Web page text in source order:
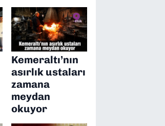
Kemeraltı’nın
asırlık ustaları
zamana
meydan
okuyor